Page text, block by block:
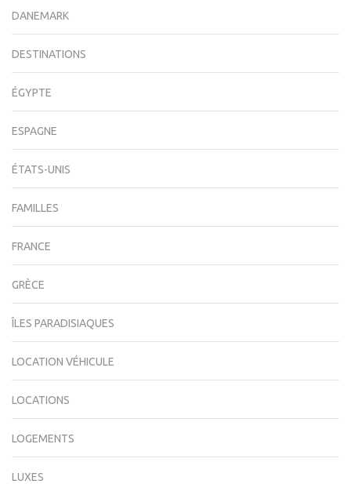
DANEMARK
DESTINATIONS
ÉGYPTE
ESPAGNE
ÉTATS-UNIS
FAMILLES
FRANCE
GRÈCE
ÎLES PARADISIAQUES
LOCATION VÉHICULE
LOCATIONS
LOGEMENTS
LUXES